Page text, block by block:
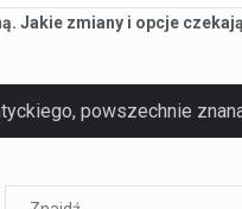
Jakie zmiany i opcje